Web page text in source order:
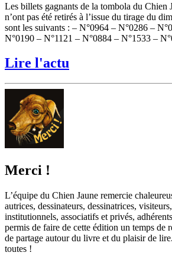
Les billets gagnants de la tombola du Chien
n’ont pas été retirés à l’issue du tirage du
sont les suivants : – N°0964 – N°0286 –
N°0190 – N°1121 – N°0884 – N°1533 –
Lire l'actu
Merci !
L’équipe du Chien Jaune remercie
autrices, dessinateurs, dessinatrices,
institutionnels, associatifs et privés,
permis de faire de cette édition un temps de
de partage autour du livre et du plaisir de
toutes !